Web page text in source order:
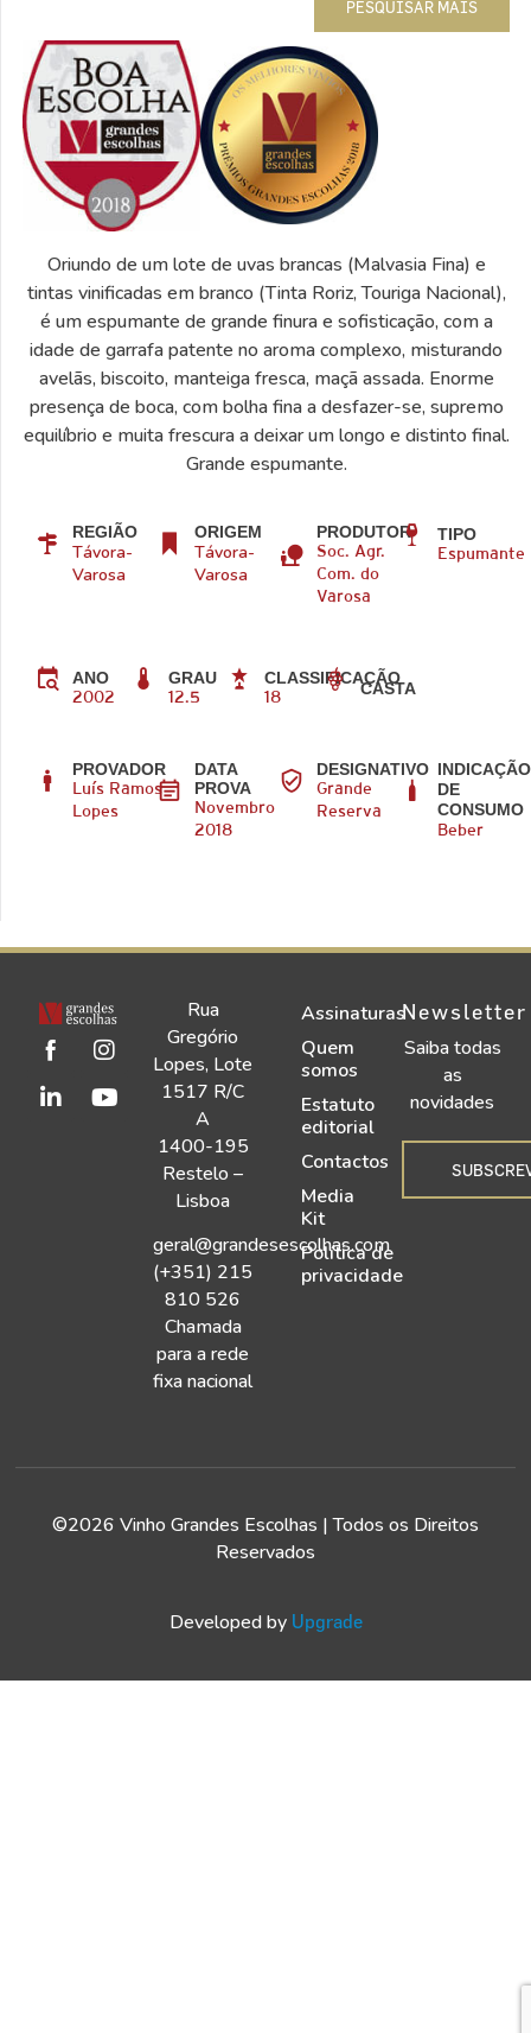
PESQUISAR MAIS
Oriundo de um lote de uvas brancas (Malvasia Fina) e
tintas vinificadas em branco (Tinta Roriz, Touriga Nacional),
é um espumante de grande finura e sofisticação, com a
idade de garrafa patente no aroma complexo, misturando
avelãs, biscoito, manteiga fresca, maçã assada. Enorme
presença de boca, com bolha fina a desfazer-se, supremo
equilíbrio e muita frescura a deixar um longo e distinto final.
Grande espumante.
REGIÃO
Távora-
Varosa
ORIGEM
Távora-
Varosa
PRODUTOR
Soc. Agr.
Com. do
Varosa
TIPO
Espumante
ANO
2002
GRAU
12.5
CLASSIFICAÇÃO
18
CASTA
PROVADOR
Luís Ramos
Lopes
DATA
PROVA
Novembro
2018
DESIGNATIVO
Grande
Reserva
INDICAÇÃO
DE
CONSUMO
Beber
Rua
Gregório
Lopes, Lote
1517 R/C
A
1400-195
Restelo –
Lisboa
geral@grandesescolhas.com
(+351) 215
810 526
Chamada
para a rede
fixa nacional
Assinaturas
Quem
somos
Estatuto
editorial
Contactos
Media
Kit
Política de
privacidade
Newsletter
Saiba todas
as
novidades
©2026 Vinho Grandes Escolhas | Todos os Direitos
Reservados
Developed by Upgrade